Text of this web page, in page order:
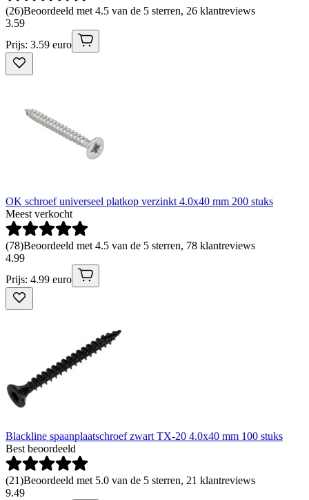
(26)Beoordeeld met 4.5 van de 5 sterren, 26 klantreviews
3.59
Prijs: 3.59 euro
OK schroef universeel platkop verzinkt 4.0x40 mm 200 stuks
Meest verkocht
(78)Beoordeeld met 4.5 van de 5 sterren, 78 klantreviews
4.99
Prijs: 4.99 euro
Blackline spaanplaatschroef zwart TX-20 4.0x40 mm 100 stuks
Best beoordeeld
(21)Beoordeeld met 5.0 van de 5 sterren, 21 klantreviews
9.49